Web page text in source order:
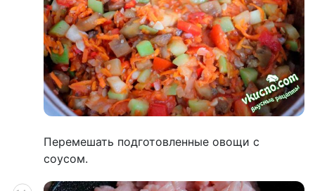
Перемешать подготовленные овощи с
соусом.